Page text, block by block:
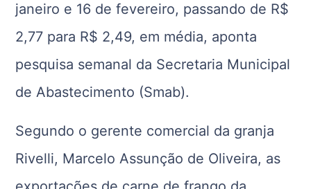
janeiro e 16 de fevereiro, passando de R$
2,77 para R$ 2,49, em média, aponta
pesquisa semanal da Secretaria Municipal
de Abastecimento (Smab).
Segundo o gerente comercial da granja
Rivelli, Marcelo Assunção de Oliveira, as